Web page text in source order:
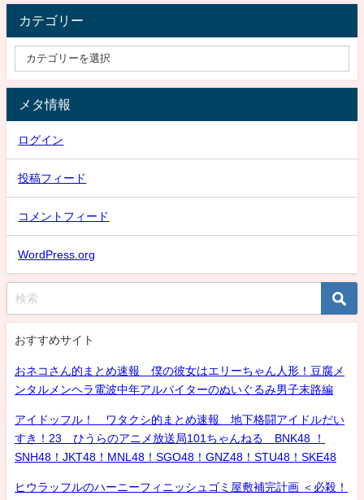
カテゴリー
メタ情報
ログイン
投稿フィード
コメントフィード
WordPress.org
おすすめサイト
おネコさん的まとめ速報 僕の彼女はエリーちゃん人形！豆腐メ
ンタルメンヘラ電波中年アルバイターのぬいぐるみ男子末路編
アイドッフル！ ワタクシ的まとめ速報 地下格闘アイドルだい
すき！23 ひうらのアニメ放送局101ちゃんねる BNK48 ！
SNH48！JKT48！MNL48！SGO48！GNZ48！STU48！SKE48
ヒウラッフルのハーニーフィニッシュゴミ屋敷補完計画 ＜必殺！